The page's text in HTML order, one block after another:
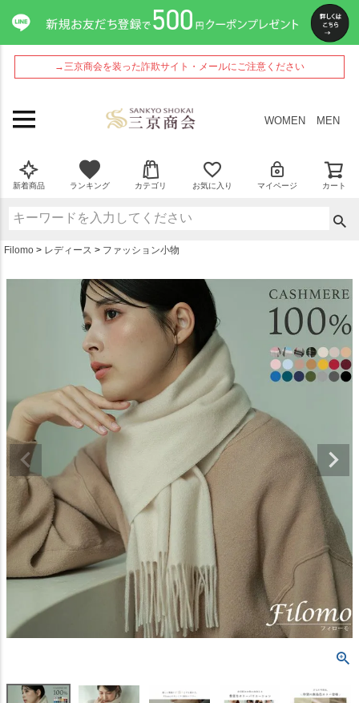
→三京商会を装った詐欺サイト・メールにご注意ください
WOMEN MEN
新着商品 ランキング カテゴリ お気に入り マイページ カート
Filomo レディース ファッション小物
ペー
ジト
ップ
へ